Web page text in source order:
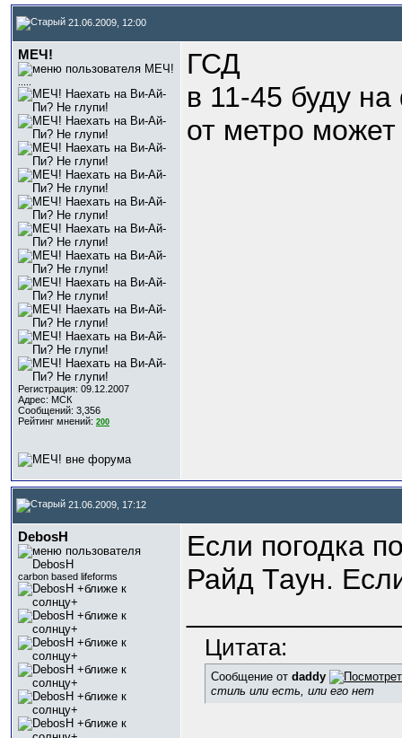
21.06.2009, 12:00
МЕЧ!
Регистрация: 09.12.2007
Адрес: МСК
Сообщений: 3,356
Рейтинг мнений: 200
ГСД
в 11-45 буду
от метро
21.06.2009, 17:12
DebosH
carbon based lifeforms
Если погодка
Райд Таун.
Цитата:
Сообщение от daddy
стиль или есть, или его нет